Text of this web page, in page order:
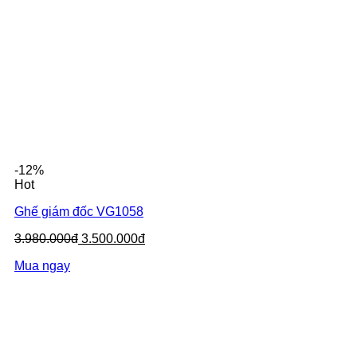
-12%
Hot
Ghế giám đốc VG1058
3.980.000đ 3.500.000đ
Mua ngay